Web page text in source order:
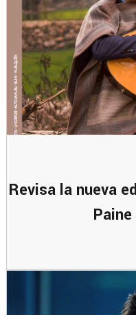
Revisa la nueva